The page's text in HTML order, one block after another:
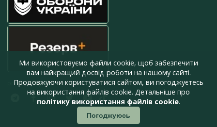
press@armyinform.com.ua
Ми використовуємо файли cookie, щоб забезпечити
вам найкращий досвід роботи на нашому сайті.
Продовжуючи користуватися сайтом, ви погоджуєтесь
на використання файлів cookie. Детальніше про
політику використання файлів cookie.
Погоджуюсь